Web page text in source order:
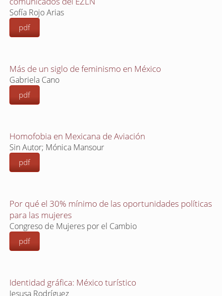
Sofía Rojo Arias
pdf
Más de un siglo de feminismo en México
Gabriela Cano
pdf
Homofobia en Mexicana de Aviación
Sin Autor; Mónica Mansour
pdf
Por qué el 30% mínimo de las oportunidades políticas
para las mujeres
Congreso de Mujeres por el Cambio
pdf
Identidad gráfica: México turístico
Jesusa Rodríguez